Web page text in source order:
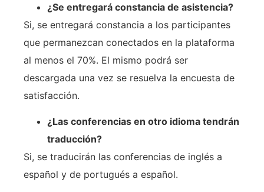
¿Se entregará constancia de asistencia?
Si, se entregará constancia a los participantes
que permanezcan conectados en la plataforma
al menos el 70%. El mismo podrá ser
descargada una vez se resuelva la encuesta de
satisfacción.
¿Las conferencias en otro idioma tendrán
traducción?
Si, se traducirán las conferencias de inglés a
español y de portugués a español.